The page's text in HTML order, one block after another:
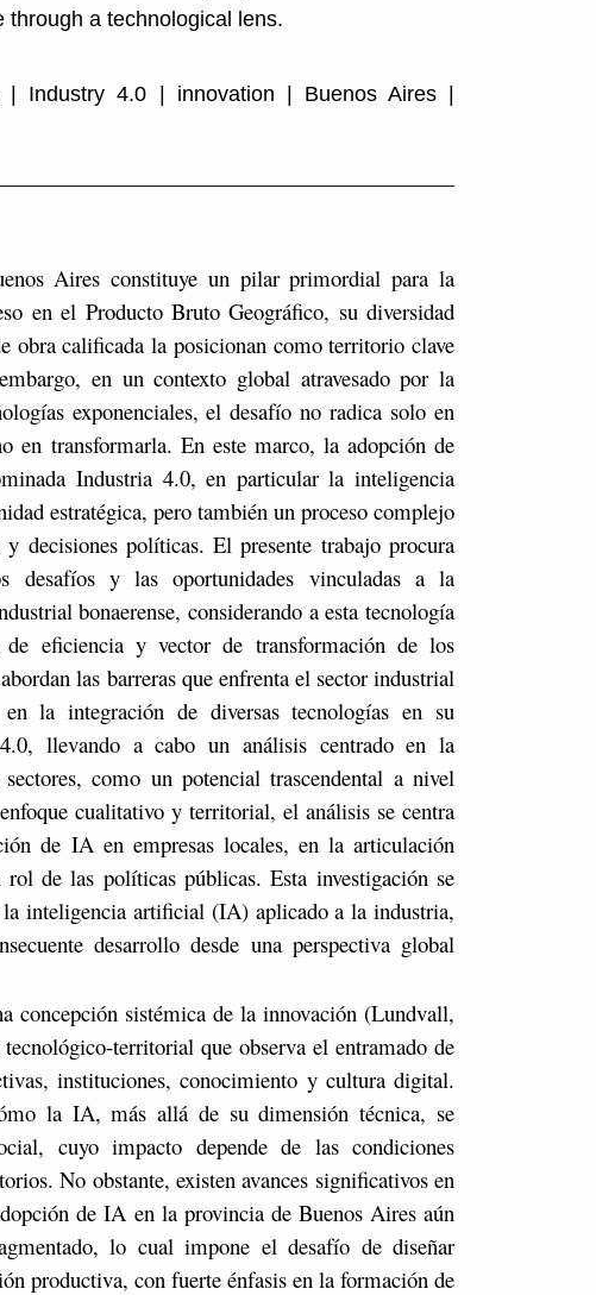
through a technological lens.
| Industry 4.0 | innovation | Buenos Aires |
Aires constituye un pilar primordial para la
en el Producto Bruto Geográfico, su diversidad
obra calificada la posicionan como territorio clave
en un contexto global atravesado por la
exponenciales, el desafío no radica solo en
en transformarla. En este marco, la adopción de
Industria 4.0, en particular la inteligencia
estratégica, pero también un proceso complejo
y decisiones políticas. El presente trabajo procura
desafíos y las oportunidades vinculadas a la
bonaerense, considerando a esta tecnología
eficiencia y vector de transformación de los
las barreras que enfrenta el sector industrial
la integración de diversas tecnologías en su
llevando a cabo un análisis centrado en la
como un potencial trascendental a nivel
cualitativo y territorial, el análisis se centra
de IA en empresas locales, en la articulación
de las políticas públicas. Esta investigación se
inteligencia artificial (IA) aplicado a la industria,
desarrollo desde una perspectiva global
concepción sistémica de la innovación (Lundvall,
territorial que observa el entramado de
instituciones, conocimiento y cultura digital.
la IA, más allá de su dimensión técnica, se
cuyo impacto depende de las condiciones
No obstante, existen avances significativos en
de IA en la provincia de Buenos Aires aún
lo cual impone el desafío de diseñar
productiva, con fuerte énfasis en la formación de